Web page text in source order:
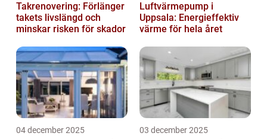
Takrenovering: Förlänger
takets livslängd och
minskar risken för skador
Luftvärmepump i
Uppsala: Energieffektiv
värme för hela året
04 december 2025 03 december 2025